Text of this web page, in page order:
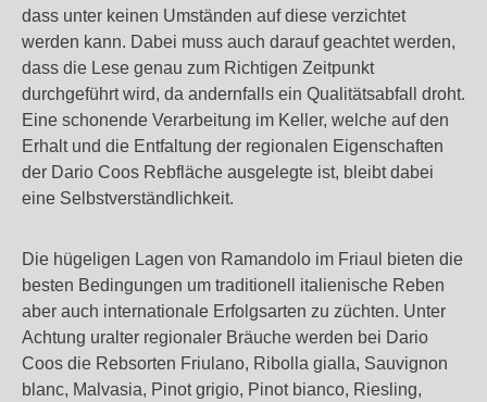
dass unter keinen Umständen auf diese verzichtet
werden kann. Dabei muss auch darauf geachtet werden,
dass die Lese genau zum Richtigen Zeitpunkt
durchgeführt wird, da andernfalls ein Qualitätsabfall droht.
Eine schonende Verarbeitung im Keller, welche auf den
Erhalt und die Entfaltung der regionalen Eigenschaften
der Dario Coos Rebfläche ausgelegte ist, bleibt dabei
eine Selbstverständlichkeit.
Die hügeligen Lagen von Ramandolo im Friaul bieten die
besten Bedingungen um traditionell italienische Reben
aber auch internationale Erfolgsarten zu züchten. Unter
Achtung uralter regionaler Bräuche werden bei Dario
Coos die Rebsorten Friulano, Ribolla gialla, Sauvignon
blanc, Malvasia, Pinot grigio, Pinot bianco, Riesling,